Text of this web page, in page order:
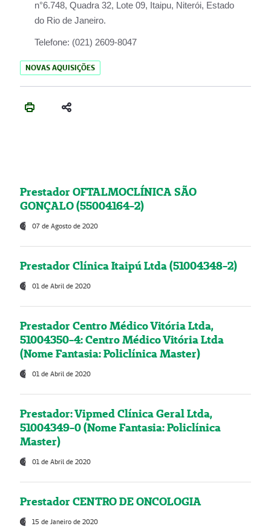
n°6.748, Quadra 32, Lote 09, Itaipu, Niterói, Estado
do Rio de Janeiro.
Telefone: (021) 2609-8047
NOVAS AQUISIÇÕES
Prestador OFTALMOCLÍNICA SÃO
GONÇALO (55004164-2)
07 de Agosto de 2020
Prestador Clínica Itaipú Ltda (51004348-2)
01 de Abril de 2020
Prestador Centro Médico Vitória Ltda,
51004350-4: Centro Médico Vitória Ltda
(Nome Fantasia: Policlínica Master)
01 de Abril de 2020
Prestador: Vipmed Clínica Geral Ltda,
51004349-0 (Nome Fantasia: Policlínica
Master)
01 de Abril de 2020
Prestador CENTRO DE ONCOLOGIA
15 de Janeiro de 2020